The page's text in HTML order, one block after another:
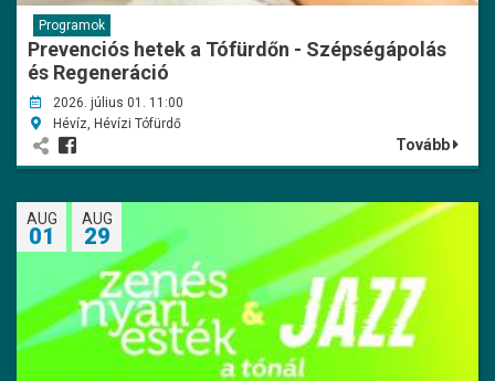
Programok
Prevenciós hetek a Tófürdőn - Szépségápolás
és Regeneráció
2026. július 01. 11:00
Hévíz, Hévízi Tófürdő
Tovább
AUG
01
AUG
29